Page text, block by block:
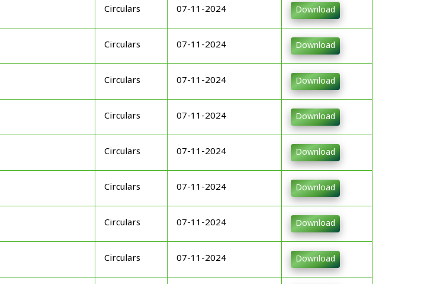
Circulars 07-11-2024 Download
Circulars 07-11-2024 Download
Circulars 07-11-2024 Download
Circulars 07-11-2024 Download
Circulars 07-11-2024 Download
Circulars 07-11-2024 Download
Circulars 07-11-2024 Download
Circulars 07-11-2024 Download